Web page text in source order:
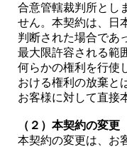
合意管轄裁判所とし
せん。本契約は、日
判断された場合であ
最大限許容される範
何らかの権利を行使
おける権利の放棄と
お客様に対して直接
（２）本契約の変更
本契約の変更は、お